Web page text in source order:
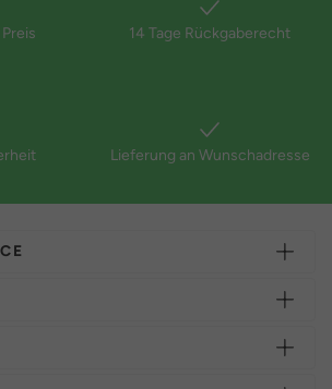
14 Tage Rückgaberecht
Lieferung an Wunschadresse